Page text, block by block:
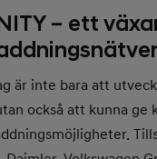
– ett
är inte bara att
också att kunna ge